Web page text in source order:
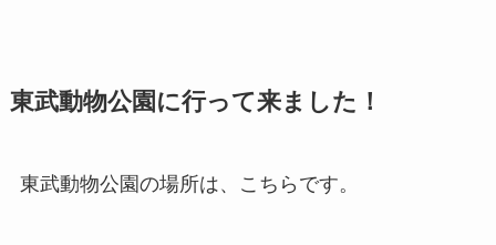
東武動物公園に行って来ました！
東武動物公園の場所は、こちらです。